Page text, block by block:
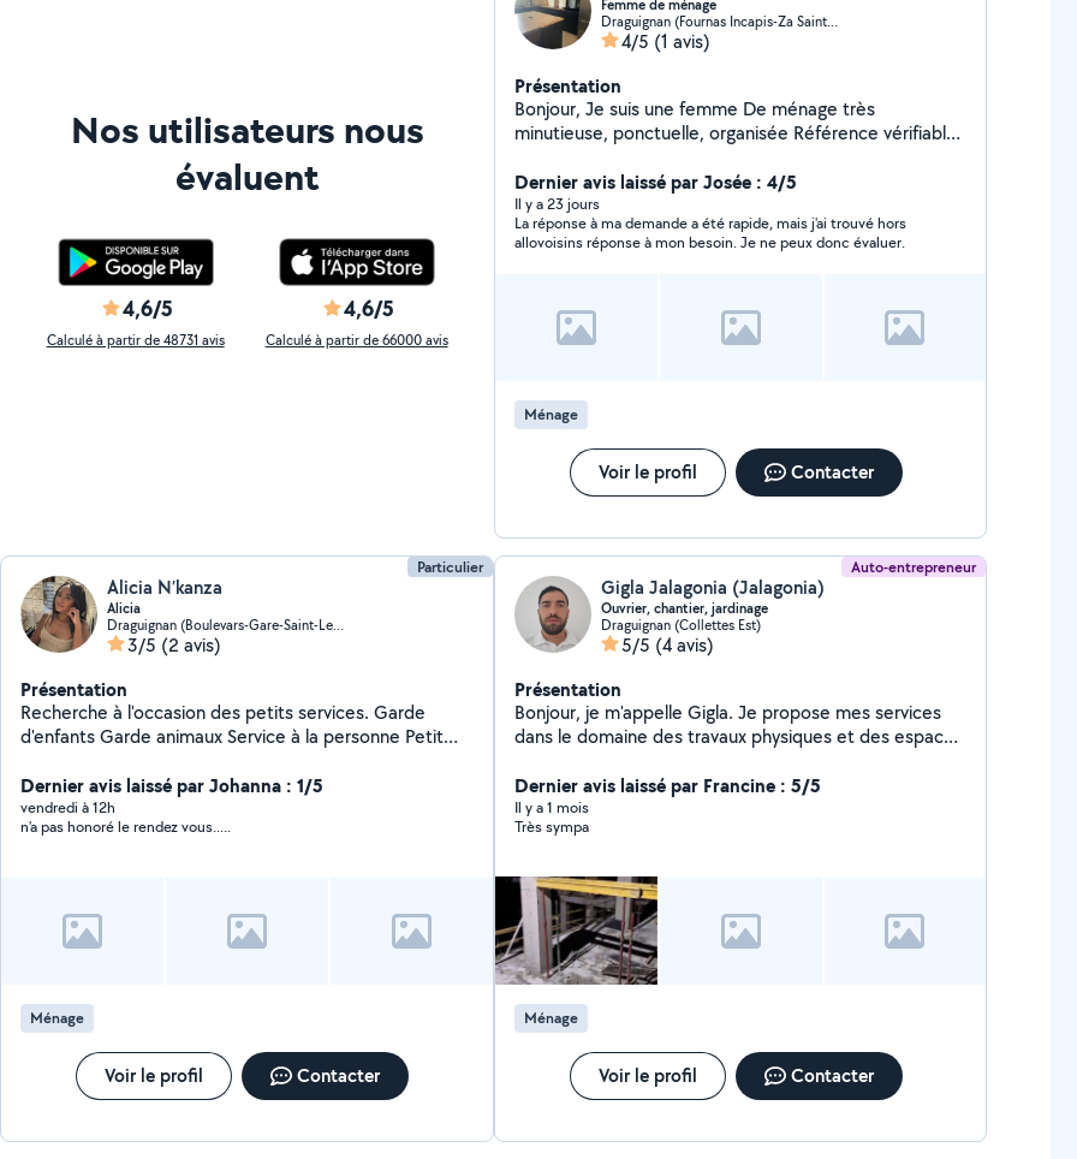
Nos utilisateurs nous
évaluent
4,6/5
Calculé à partir de 48731 avis
4,6/5
Calculé à partir de 66000 avis
Femme de ménage
Draguignan (Fournas Incapis-Za Saint-Hermantaire)
4/5 (1 avis)
Présentation
Bonjour, Je suis une femme De ménage très
minutieuse, ponctuelle, organisée Référence vérifiable
Cesu pour un minimum de 4 h par semaine
cordialement Sonia
Dernier avis laissé par Josée : 4/5
Il y a 23 jours
La réponse à ma demande a été rapide, mais j'ai trouvé hors
allovoisins réponse à mon besoin. Je ne peux donc évaluer.
Ménage
Voir le profil Contacter
Particulier
Alicia N’kanza
Alicia
Draguignan (Boulevars-Gare-Saint-Leger-Chabrand)
3/5 (2 avis)
Présentation
Recherche à l'occasion des petits services. Garde
d'enfants Garde animaux Service à la personne Petit
Dernier avis laissé par Johanna : 1/5
vendredi à 12h
n'a pas honoré le rendez vous.....
Ménage
Voir le profil Contacter
Auto-entrepreneur
Gigla Jalagonia (Jalagonia)
Ouvrier, chantier, jardinage
Draguignan (Collettes Est)
5/5 (4 avis)
Présentation
Bonjour, je m'appelle Gigla. Je propose mes services
dans le domaine des travaux physiques et des espaces
Maçonnerie et ferraillage (armature) Manutention et
déménagement Nettoyage de jardin (tonte,
débroussaillage, fraisage du sol) Élagage et travaux
travailleuse. Travail soigné et efficace.
Dernier avis laissé par Francine : 5/5
Il y a 1 mois
Très sympa
Ménage
Voir le profil Contacter